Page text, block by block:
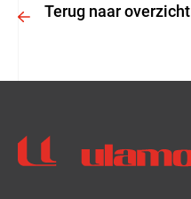
Terug naar overzicht